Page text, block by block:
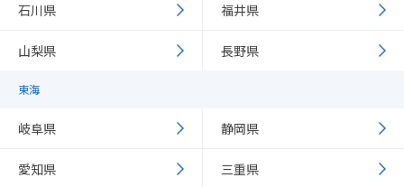
石川県 福井県
山梨県 長野県
東海
岐阜県 静岡県
愛知県 三重県